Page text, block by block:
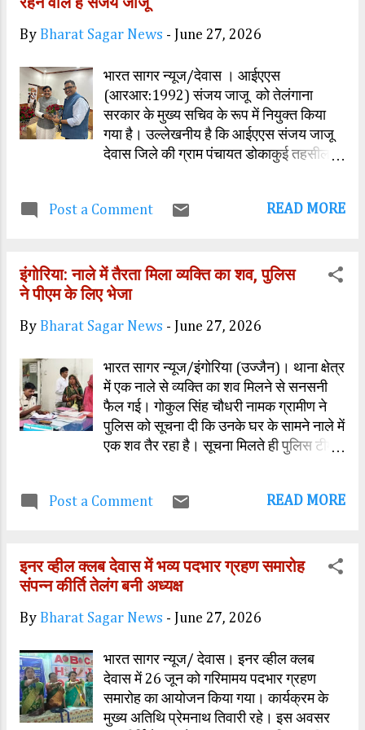
अंतर्गत, अमलतास अस्पताल द्वारा संचालित
केंद्र की टीम द्वारा लोगो को विभिन्न माध्यमो से
लोगो को प्रत्यक्ष रूप से नशा से दुष्प्रभावों से
जागरूक कर रही है। इस विशेष अभियान के
तहत नशे के खिलाफ जागरूकता का प्रसार,
नुक्कड़ नाटक , सेमिनार्स, व्याख्यान शपथ ग्रहण,
By Bharat Sagar News - June 27, 2026
भारत सागर न्यूज/देवास । आईएएस
(आरआर:1992) संजय जाजू को तेलंगाना
सरकार के मुख्य सचिव के रूप में नियुक्त किया
गया है। उल्लेखनीय है कि आईएएस संजय जाजू
देवास जिले की ग्राम पंचायत डोकाकुई तहसील
तेलंगाना सरकार के स्थान पर मुख्य सचिव के रूप
Post a Comment READ MORE
इंगोरिया: नाले में तैरता मिला व्यक्ति का शव, पुलिस
ने पीएम के लिए भेजा
By Bharat Sagar News - June 27, 2026
भारत सागर न्यूज/इंगोरिया (उज्जैन)। थाना क्षेत्र
में एक नाले से व्यक्ति का शव मिलने से सनसनी
फैल गई। गोकुल सिंह चौधरी नामक ग्रामीण ने
पुलिस को सूचना दी कि उनके घर के सामने नाले में
एक शव तैर रहा है। सूचना मिलते ही पुलिस टीम
निवासी बलेडी जाति चर्मकार के रूप में हुई है।
उधर घूमता रहता था। वह शराब पीने का आदी
था। शव को पोस्टमार्टम के लिए बड़नगर
जांच कर रही है और मौत के कारणों का पता
Post a Comment READ MORE
इनर व्हील क्लब देवास में भव्य पदभार ग्रहण समारोह
संपन्न कीर्ति तेलंग बनी अध्यक्ष
By Bharat Sagar News - June 27, 2026
भारत सागर न्यूज/ देवास। इनर व्हील क्लब
देवास में 26 जून को गरिमामय पदभार ग्रहण
समारोह का आयोजन किया गया। कार्यक्रम के
मुख्य अतिथि प्रेमनाथ तिवारी रहे। इस अवसर